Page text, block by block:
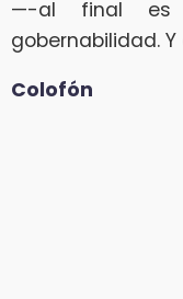
—-al final
gobernabilidad.
Colofón